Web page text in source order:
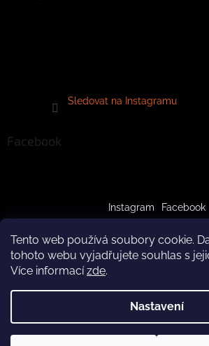
Tento web používá soubory cookie.
tohoto webu vyjadřujete souhlas s
Více informacízde.
Nastavení
Sledovat na Instagramu
Facebook
Instagram Facebook
crazypaws.cz